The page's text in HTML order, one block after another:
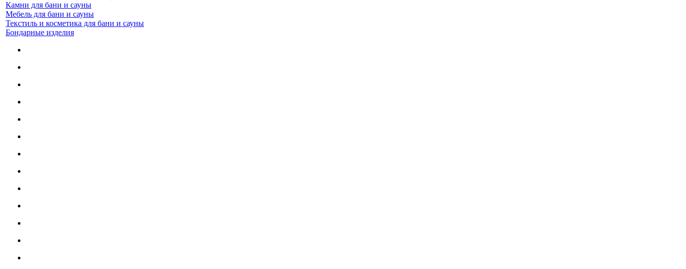
Камни для бани и сауны
Мебель для бани и сауны
Текстиль и косметика для бани и сауны
Бондарные изделия